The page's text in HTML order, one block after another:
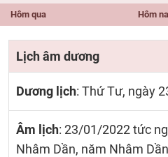
Hôm qua Hôm
Lịch âm dương
Dương lịch: Thứ Tư, ngày
Âm lịch: 23/01/2022 tức
Nhâm Dần, năm Nhâm Dần